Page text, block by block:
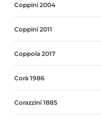
Coppini 2004
Coppini 2011
Coppola 2017
Corà 1986
Corazzini 1885